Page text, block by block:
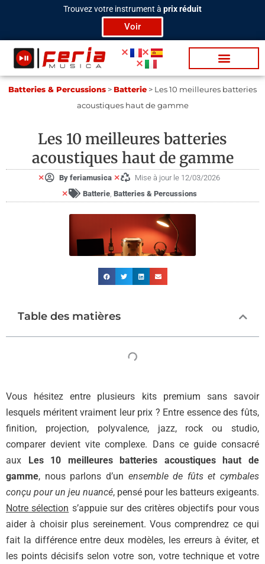
Trouvez votre instrument à prix réduit
Voir
Bat­te­ries & Per­cus­sions > Batterie > Les 10 meilleures batteries
acoustiques haut de gamme
Les 10 meilleures batteries
acoustiques haut de gamme
By feriamusica
Mise à jour le 12/03/2026
Batterie, Bat­te­ries & Per­cus­sions
Table des matières
Vous hésitez entre plusieurs kits premium sans savoir
lesquels méritent vraiment leur prix ? Entre essence des fûts,
finition, projection, polyvalence, jazz, rock ou studio,
comparer devient vite complexe. Dans ce guide consacré
aux
Les 10 meilleures batteries acoustiques haut de
gamme, nous parlons d’un ensemble de fûts et cymbales
conçu pour un jeu nuancé, pensé pour les batteurs exigeants.
Notre sélection s’appuie sur des critères objectifs pour vous
aider à choisir plus sereinement. Vous comprendrez ce qui
fait la différence entre deux modèles, les erreurs à éviter, et
les points décisifs selon votre son, votre technique et votre